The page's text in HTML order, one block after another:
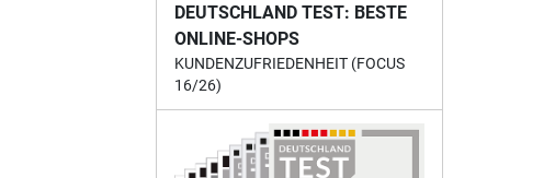
DEUTSCHLAND TEST: BESTE
ONLINE-SHOPS
KUNDENZUFRIEDENHEIT (FOCUS
16/26)